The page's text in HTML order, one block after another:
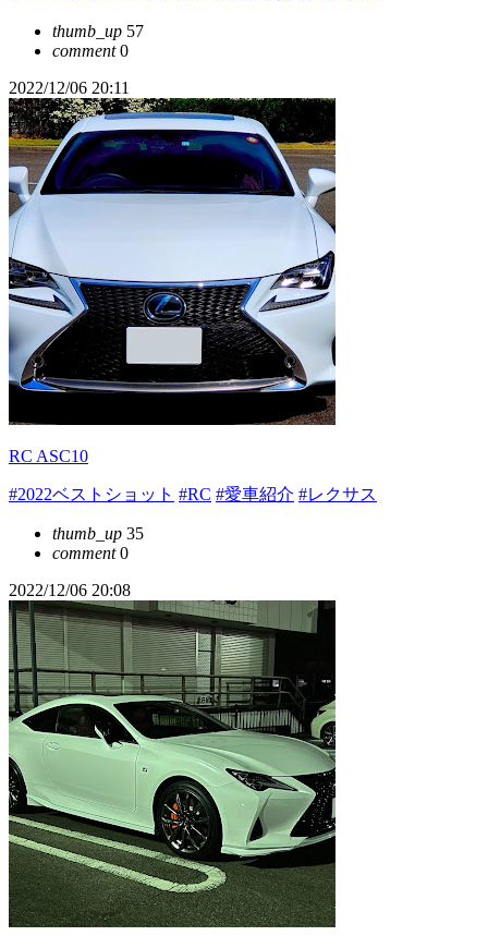
thumb_up 57
comment0
2022/12/06 20:11
RC ASC10
#2022ベストショット #RC #愛車紹介 #レクサス
thumb_up 35
comment0
2022/12/06 20:08